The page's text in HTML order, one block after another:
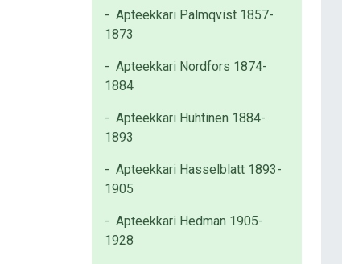
- Apteekkari Palmqvist 1857-
1873
- Apteekkari Nordfors 1874-
1884
- Apteekkari Huhtinen 1884-
1893
- Apteekkari Hasselblatt 1893-
1905
- Apteekkari Hedman 1905-
1928